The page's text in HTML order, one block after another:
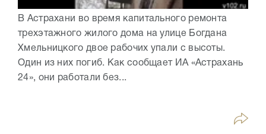
В Астрахани во время капитального ремонта
трехэтажного жилого дома на улице Богдана
Хмельницкого двое рабочих упали с высоты.
Один из них погиб. Как сообщает ИА «Астрахань
24», они работали без...